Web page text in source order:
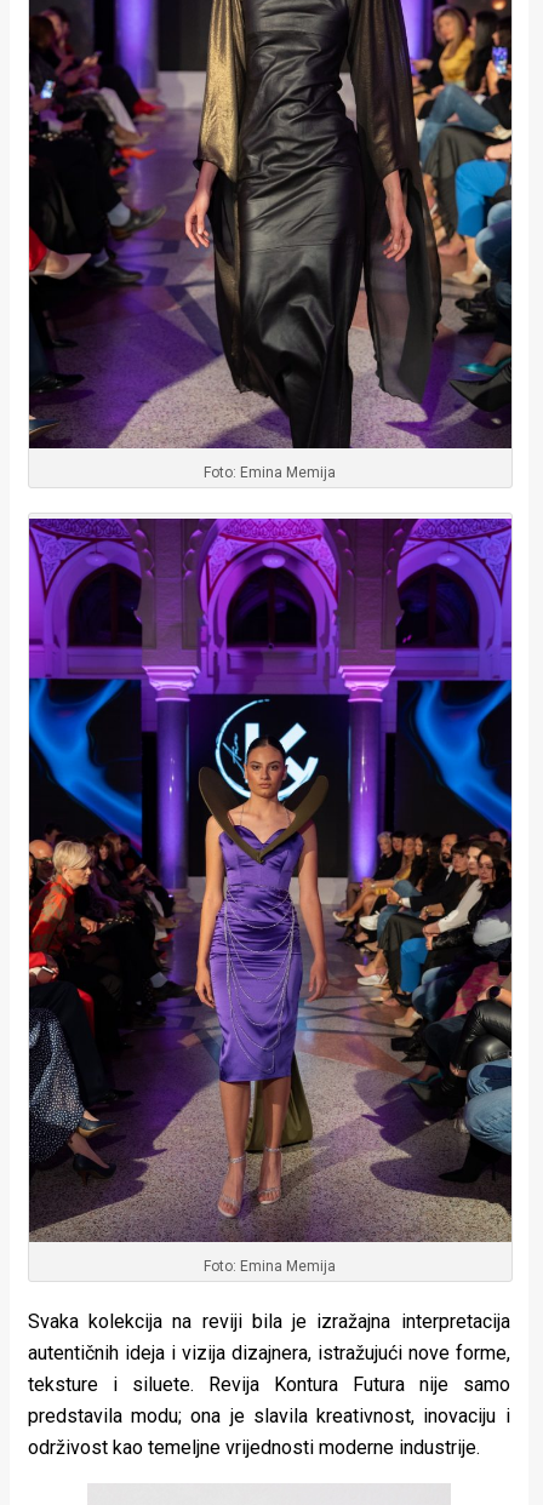
Foto: Emina Memija
Foto: Emina Memija
Svaka kolekcija na reviji bila je izražajna interpretacija
autentičnih ideja i vizija dizajnera, istražujući nove forme,
teksture i siluete. Revija Kontura Futura nije samo
predstavila modu; ona je slavila kreativnost, inovaciju i
održivost kao temeljne vrijednosti moderne industrije.